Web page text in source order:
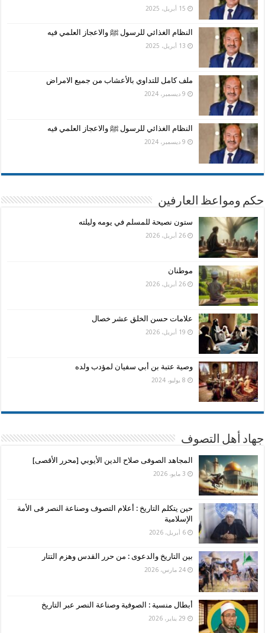
15 أبريل، 2025
النظام الغذائي للرسول ﷺ والاعجاز العلمي فيه
13 أبريل، 2025
ملف كامل للتداوي بالأعشاب من جميع الامراض
9 ديسمبر، 2024
النظام الغذائي للرسول ﷺ والاعجاز العلمي فيه
9 ديسمبر، 2024
حكم ومواعظ العارفين
ستون نصيحة للمسلم في يومه وليلته
26 أبريل، 2026
موطنان
26 أبريل، 2026
علامات حسن الخلق عشر خصال
19 أبريل، 2026
وصية عتبة بن أبي سفيان لمؤدب ولده
8 يوليو، 2024
جهاد أهل التصوف
المجاهد الصوفى صلاح الدين الأيوبي [محرر الأقصى]
3 مايو، 2026
حين يتكلم التاريخ : أعلام التصوف وصناعة النصر فى الأمة
الإسلامية
6 أبريل، 2026
بين التاريخ والدعوى : من حرر القدس وهزم التتار
24 مارس، 2026
أبطال منسية : الصوفية وصناعة النصر عبر التاريخ
29 يناير، 2026